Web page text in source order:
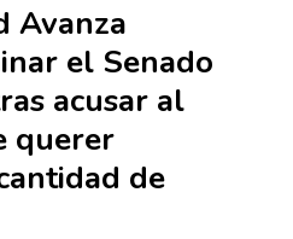
Avanza
el Senado
acusar al
querer
de